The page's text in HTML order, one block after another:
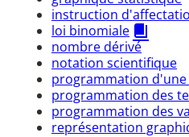
instruction
loi binomiale
nombre dérivé
notation scientifique
programmation
programmation des
programmation des
représentation